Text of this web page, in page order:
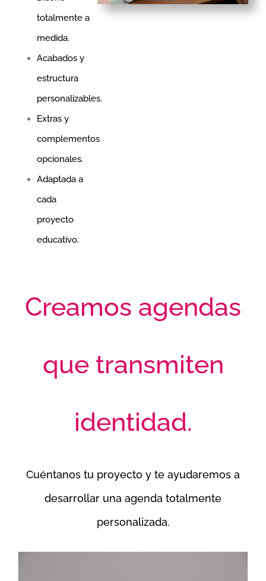
totalmente a
medida.
Acabados y
estructura
personalizables.
Extras y
complementos
opcionales.
Adaptada a
cada
proyecto
educativo.
Creamos agendas
que transmiten
identidad.
Cuéntanos tu proyecto y te ayudaremos a
desarrollar una agenda totalmente
personalizada.